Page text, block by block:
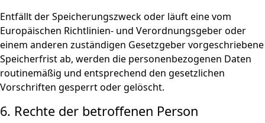
Entfällt der Speicherungszweck oder läuft eine vom
Europäischen Richtlinien- und Verordnungsgeber oder
einem anderen zuständigen Gesetzgeber vorgeschriebene
Speicherfrist ab, werden die personenbezogenen Daten
routinemäßig und entsprechend den gesetzlichen
Vorschriften gesperrt oder gelöscht.
6. Rechte der betroffenen Person